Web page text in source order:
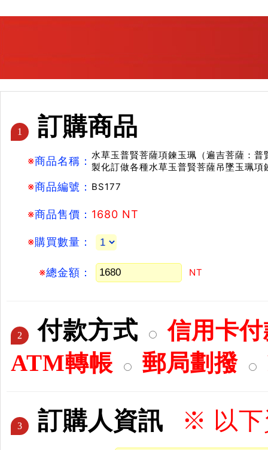
1 訂購商品
※商品名稱： 水草玉普賢菩薩項鍊玉珮（遍吉菩薩：
製化訂做各種水草玉普賢菩薩吊墜玉珮
※商品編號： BS177
※商品售價： 1680 NT
※購買數量：
※總金額： NT
2 付款方式
信用卡
ATM轉帳
郵局劃撥
3 訂購人資訊 ※ 以下